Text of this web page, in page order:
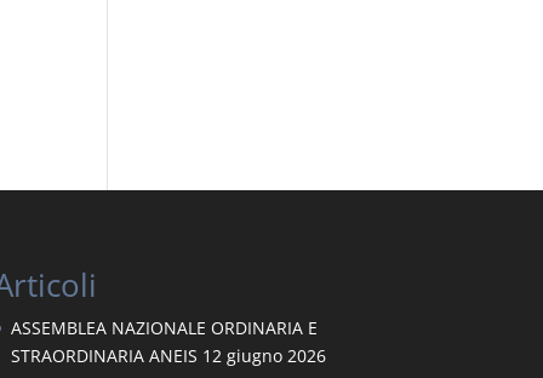
ASSEMBLEA NAZIONALE ORDINARIA E
STRAORDINARIA ANEIS 12 giugno 2026